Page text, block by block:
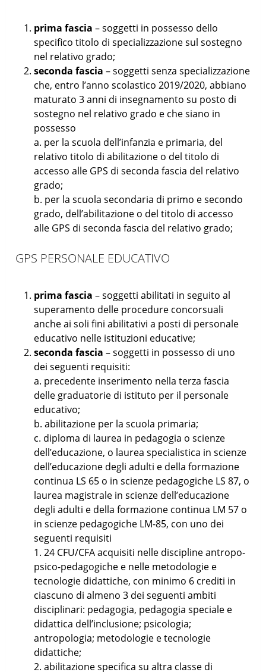
prima fascia – soggetti in possesso dello
specifico titolo di specializzazione sul sostegno
nel relativo grado;
seconda fascia – soggetti senza specializzazione
che, entro l’anno scolastico 2019/2020, abbiano
maturato 3 anni di insegnamento su posto di
sostegno nel relativo grado e che siano in
possesso
a. per la scuola dell’infanzia e primaria, del
relativo titolo di abilitazione o del titolo di
accesso alle GPS di seconda fascia del relativo
grado;
b. per la scuola secondaria di primo e secondo
grado, dell’abilitazione o del titolo di accesso
alle GPS di seconda fascia del relativo grado;
GPS PERSONALE EDUCATIVO
prima fascia – soggetti abilitati in seguito al
superamento delle procedure concorsuali
anche ai soli fini abilitativi a posti di personale
educativo nelle istituzioni educative;
seconda fascia – soggetti in possesso di uno
dei seguenti requisiti:
a. precedente inserimento nella terza fascia
delle graduatorie di istituto per il personale
educativo;
b. abilitazione per la scuola primaria;
c. diploma di laurea in pedagogia o scienze
dell’educazione, o laurea specialistica in scienze
dell’educazione degli adulti e della formazione
continua LS 65 o in scienze pedagogiche LS 87, o
laurea magistrale in scienze dell’educazione
degli adulti e della formazione continua LM 57 o
in scienze pedagogiche LM-85, con uno dei
seguenti requisiti
1. 24 CFU/CFA acquisiti nelle discipline antropo-
psico-pedagogiche e nelle metodologie e
tecnologie didattiche, con minimo 6 crediti in
ciascuno di almeno 3 dei seguenti ambiti
disciplinari: pedagogia, pedagogia speciale e
didattica dell’inclusione; psicologia;
antropologia; metodologie e tecnologie
didattiche;
2. abilitazione specifica su altra classe di